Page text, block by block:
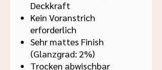
Deckkraft
Kein Voranstrich
erforderlich
Sehr mattes Finish
(Glanzgrad: 2%)
Trocken abwischbar